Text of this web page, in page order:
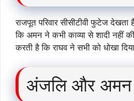
राजपूत परिवार सीसीटीवी फुटेज देखता
कि अमन ने कभी काव्या से शादी नहीं
करती है कि राघव ने सभी को धोखा
अंजलि और